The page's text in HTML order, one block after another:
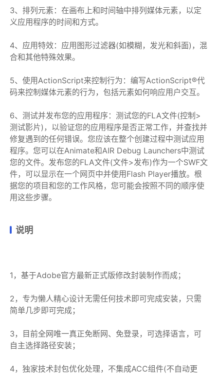
3、排列元素：在画布上和时间轴中排列媒体元素，以定
义应用程序的时间和方式。
4、应用特效：应用图形过滤器(如模糊，发光和斜面)，混
合和其他特殊效果。
5、使用ActionScript来控制行为：编写ActionScript®代
码来控制媒体元素的行为，包括元素如何响应用户交互。
6、测试并发布您的应用程序：测试您的FLA文件(控制>
测试影片)，以验证您的应用程序是否正常工作，并查找并
修复遇到的任何错误。您应该在整个创建过程中测试应用
程序。您可以在Animate和AIR Debug Launchers中测试
您的文件。发布您的FLA文件(文件>发布)作为一个SWF文
件，可以显示在一个网页中并使用Flash Player播放。根
据您的项目和您的工作风格，您可能会按照不同的顺序使
用这些步骤。
说明
1，基于Adobe官方最新正式版修改封装制作而成；
2，专为懒人精心设计无需任何技术即可完成安装，只需
简单几步即可完成；
3，目前全网唯一真正免断网、免登录，可选择语言，可
自主选择路径安装；
4，独家技术封包优化处理，不集成ACC组件(不自动更